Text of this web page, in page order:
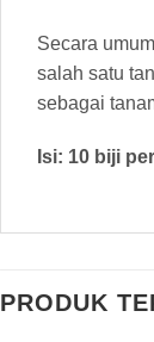
Secara
salah satu
sebagai
Isi: 10 biji
PRODUK